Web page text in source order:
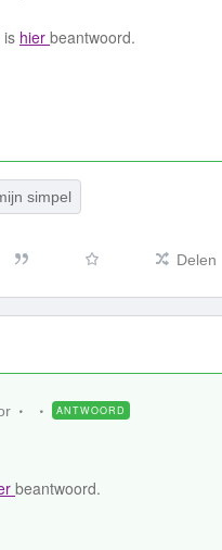
is hier beantwoord.
simpel
Delen
ANTWOORD
beantwoord.